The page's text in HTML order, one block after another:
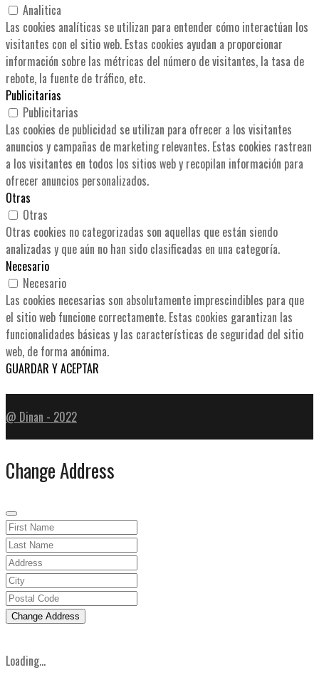
Analitica
Las cookies analíticas se utilizan para entender cómo interactúan los
visitantes con el sitio web. Estas cookies ayudan a proporcionar
información sobre las métricas del número de visitantes, la tasa de
rebote, la fuente de tráfico, etc.
Publicitarias
Publicitarias
Las cookies de publicidad se utilizan para ofrecer a los visitantes
anuncios y campañas de marketing relevantes. Estas cookies rastrean
a los visitantes en todos los sitios web y recopilan información para
ofrecer anuncios personalizados.
Otras
Otras
Otras cookies no categorizadas son aquellas que están siendo
analizadas y que aún no han sido clasificadas en una categoría.
Necesario
Necesario
Las cookies necesarias son absolutamente imprescindibles para que
el sitio web funcione correctamente. Estas cookies garantizan las
funcionalidades básicas y las características de seguridad del sitio
web, de forma anónima.
GUARDAR Y ACEPTAR
@ Dinan - 2022
Change Address
Change Address
Loading...